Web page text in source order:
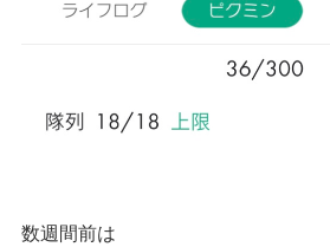
数週間前は